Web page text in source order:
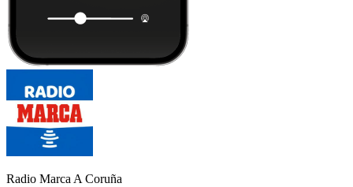
Radio Marca A Coruña